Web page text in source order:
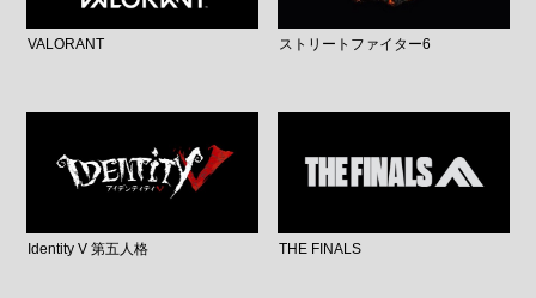
VALORANT ストリートファイター6
Identity V 第五人格 THE FINALS